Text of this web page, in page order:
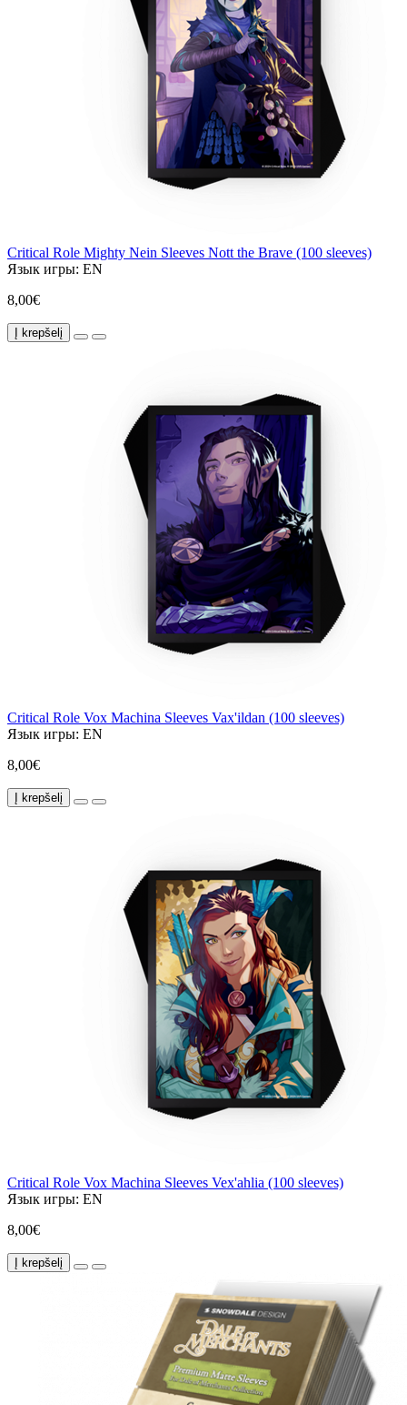
Critical Role Mighty Nein Sleeves Nott the Brave (100 sleeves)
Язык игры: EN
8,00€
Į krepšelį
Critical Role Vox Machina Sleeves Vax'ildan (100 sleeves)
Язык игры: EN
8,00€
Į krepšelį
Critical Role Vox Machina Sleeves Vex'ahlia (100 sleeves)
Язык игры: EN
8,00€
Į krepšelį